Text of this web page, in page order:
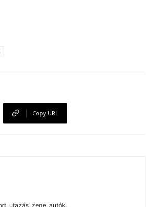
Copy URL
utazás, zene, autók.